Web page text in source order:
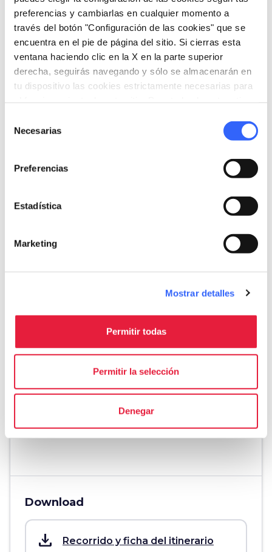
preferencias y cambiarlas en cualquier momento a
través del botón "Configuración de las cookies" que se
encuentra en el pie de página del sitio. Si cierras esta
ventana haciendo clic en la X en la parte superior
derecha, seguirás navegando y sólo se almacenarán en
tu dispositivo las cookies estrictamente necesarias para
Necesarias
Preferencias
Estadística
Marketing
Mostrar detalles
Permitir todas
Permitir la selección
Denegar
Informaciones
52 Km
Muy difícil
Muy difícil
info
Download
save_alt Recorrido y ficha del itinerario